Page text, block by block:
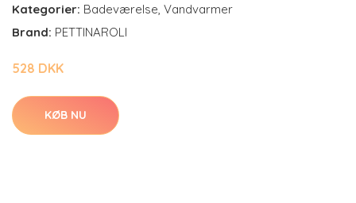
Kategorier: Badeværelse Vandvarmer
Brand: PETTINAROLI
528 DKK
KØB NU